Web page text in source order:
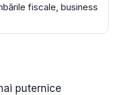
fiscale, business
puternice